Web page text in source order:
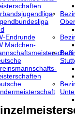
Endrunde
Mädchen-